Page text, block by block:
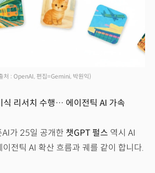
처 : OpenAI, 편집=Gemini, 박원익)
식 리서치 수행… 에이전틱 AI 가속
AI가 25일 공개한 챗GPT 펄스 역시 AI
이전틱 AI 확산 흐름과 궤를 같이 합니다.